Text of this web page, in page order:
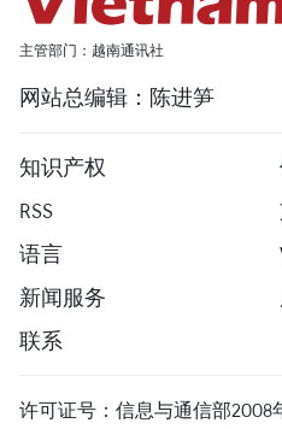
主管部门：越南通讯社
网站总编辑：陈进笋
知识产权
RSS
语言
新闻服务
联系
许可证号：信息与通信部2008